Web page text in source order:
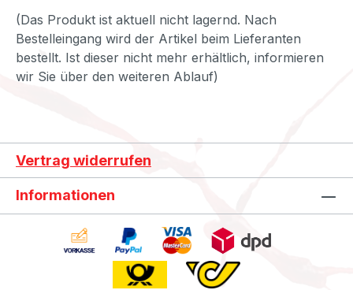
(Das Produkt ist aktuell nicht lagernd. Nach
Bestelleingang wird der Artikel beim Lieferanten
bestellt. Ist dieser nicht mehr erhältlich, informieren
wir Sie über den weiteren Ablauf)
Vertrag widerrufen
Informationen